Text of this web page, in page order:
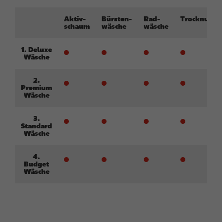
Aktiv-
schaum
Bürsten-
wäsche
Rad-
wäsche
Trocknung
1. Deluxe
Wäsche
2.
Premium
Wäsche
3.
Standard
Wäsche
4.
Budget
Wäsche